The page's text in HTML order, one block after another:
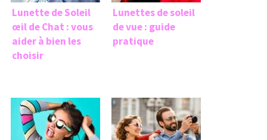
Lunette de Soleil
œil de Chat : vous
aider à bien les
choisir
Lunettes de soleil
de vue : guide
pratique